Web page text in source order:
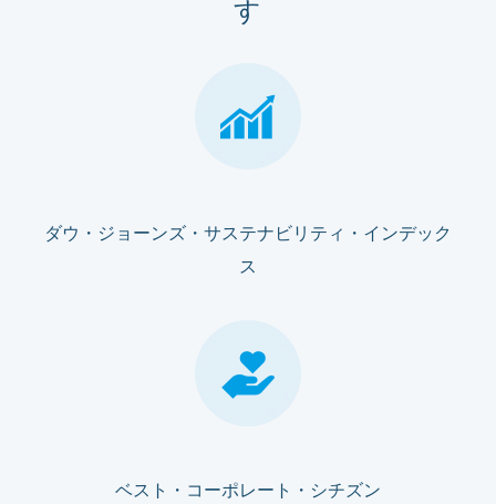
す
ダウ・ジョーンズ・サステナビリティ・インデック
ス
ベスト・コーポレート・シチズン